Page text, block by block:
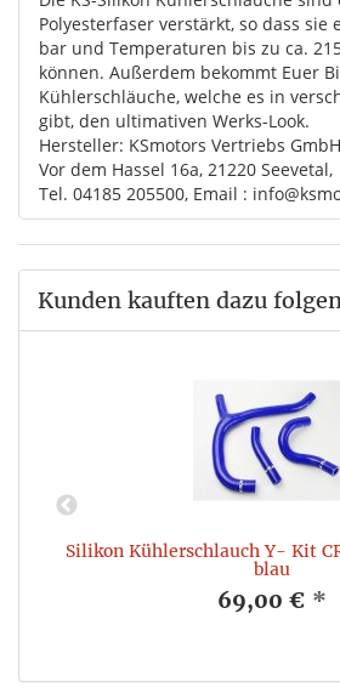
Polyesterfaser verstärkt, so dass sie
bar und Temperaturen bis zu ca.
können. Außerdem bekommt Euer
Kühlerschläuche, welche es in
gibt, den ultimativen Werks-Look.
Hersteller: KSmotors Vertriebs
Vor dem Hassel 16a, 21220 Seevetal,
Tel. 04185 205500, Email :
Kunden kauften dazu
Silikon Kühlerschlauch Y- Kit
blau
69,00 € *